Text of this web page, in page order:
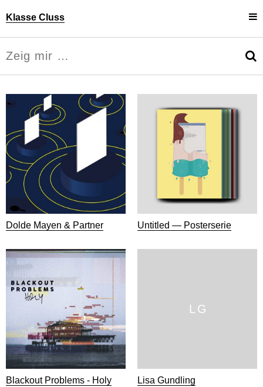
Klasse Cluss
Personen
Projekte
Uli Cluss
Information
Dolde Mayen & Partner Untitled — Posterserie
Blackout Problems - Holy
L G
Lisa Gundling